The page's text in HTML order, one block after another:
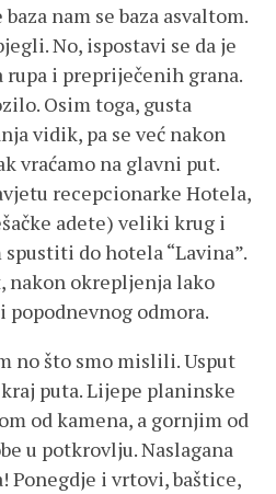
nam se baza asvaltom.
No, ispostavi se da je
rupa i prepriječenih grana.
Osim toga, gusta
vidik, pa se već nakon
vraćamo na glavni put.
recepcionarke Hotela,
adete) veliki krug i
do hotela “Lavina”.
nakon okrepljenja lako
popodnevnog odmora.
no što smo mislili. Usput
puta. Lijepe planinske
od kamena, a gornjim od
u potkrovlju. Naslagana
Ponegdje i vrtovi, baštice,